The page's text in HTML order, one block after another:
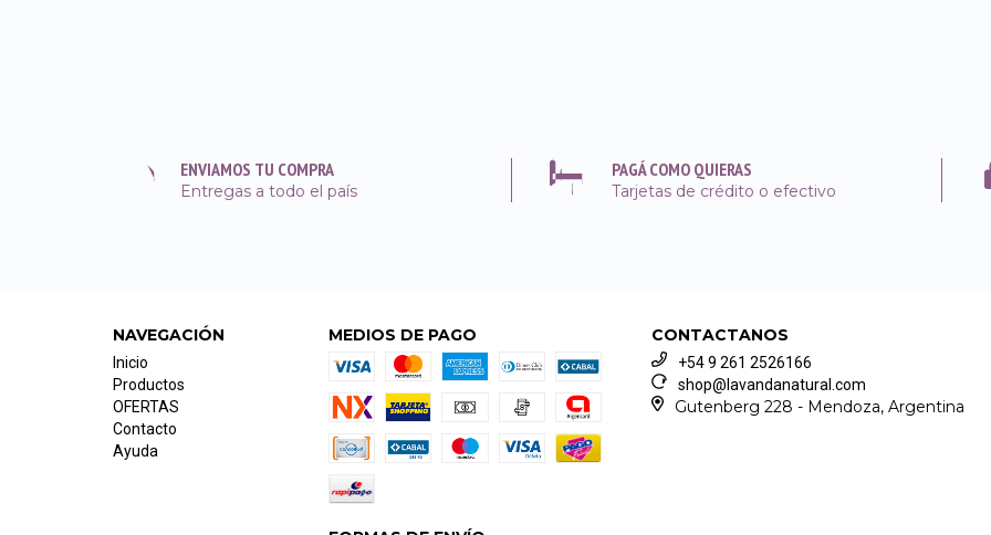
ENVIAMOS TU COMPRA
Entregas a todo el país
PAGÁ COMO QUIERAS
Tarjetas de crédito o efectivo
NAVEGACIÓN
Inicio
Productos
OFERTAS
Contacto
Ayuda
MEDIOS DE PAGO CONTACTANOS
+54 9 261 2526166
shop@lavandanatural.com
Gutenberg 228 - Mendoza, Argentina